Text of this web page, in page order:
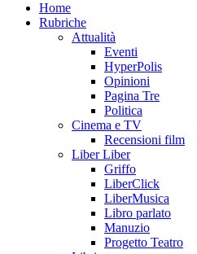
Home
Rubriche
Attualità
Eventi
HyperPolis
Opinioni
Pagina Tre
Politica
Cinema e TV
Recensioni film
Liber Liber
Griffo
LiberClick
LiberMusica
Libro parlato
Manuzio
Progetto Teatro